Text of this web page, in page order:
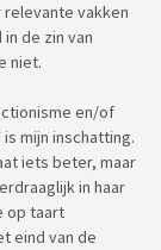
vakken
in de zin van
niet.
en/of
mijn inschatting.
iets beter, maar
in haar
op taart
eind van de